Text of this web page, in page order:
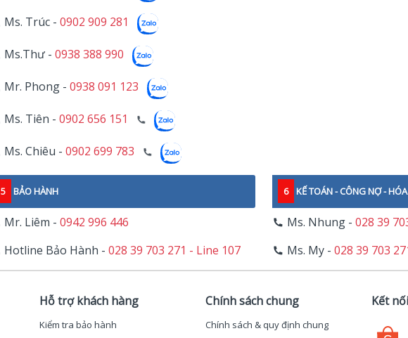
Ms. Trúc -0902 909 281
Ms.Thư -0938 388 990
Mr. Phong -0938 091 123
Ms. Tiên -0902 656 151
Ms. Chiêu -0902 699 783
5 BẢO HÀNH
Mr. Liêm -0942 996 446
Hotline Bảo Hành -028 39 703 271 - Line 107
6 KẾ TOÁN - CÔNG NỢ -
Ms. Nhung - 028 39
Ms. My - 028 39 703
Hỗ trợ khách hàng
Kiểm tra bảo hành
Chính sách chung
Chính sách & quy định chung
Kết